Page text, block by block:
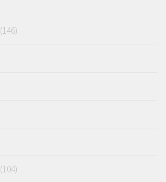
(146)
(104)